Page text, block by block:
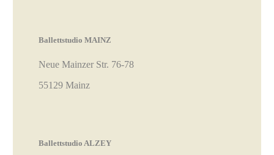
Ballettstudio MAINZ
Neue Mainzer Str. 76-78
55129 Mainz
Ballettstudio ALZEY